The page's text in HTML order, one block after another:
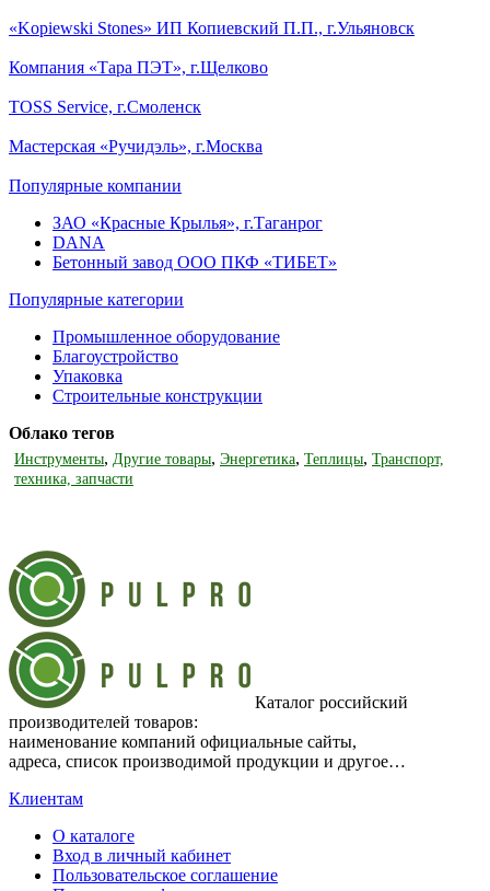
«Kopiewski Stones» ИП Копиевский П.П., г.Ульяновск
Компания «Тара ПЭТ», г.Щелково
TOSS Service, г.Смоленск
Мастерская «Ручидэль», г.Москва
Популярные компании
ЗАО «Красные Крылья», г.Таганрог
DANA
Бетонный завод ООО ПКФ «ТИБЕТ»
Популярные категории
Промышленное оборудование
Благоустройство
Упаковка
Строительные конструкции
Облако тегов
Инструменты, Другие товары, Энергетика, Теплицы, Транспорт,
техника, запчасти
Каталог российский
производителей товаров:
наименование компаний официальные сайты,
адреса, список производимой продукции и другое…
Клиентам
О каталоге
Вход в личный кабинет
Пользовательское соглашение